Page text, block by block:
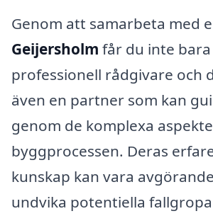
Genom att samarbeta med
Geijersholm får du inte
professionell rådgivare och
även en partner som kan
genom de komplexa
byggprocessen. Deras
kunskap kan vara
undvika potentiella